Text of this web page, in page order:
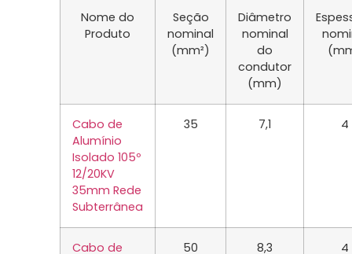
Nome do
Produto
Seção
nominal
(mm²)
Diâmetro
nominal
do
condutor
(mm)
Cabo de
Alumínio
Isolado 105º
12/20KV
35mm Rede
Subterrânea
35 7,1 4
Cabo de
50 8,3 4